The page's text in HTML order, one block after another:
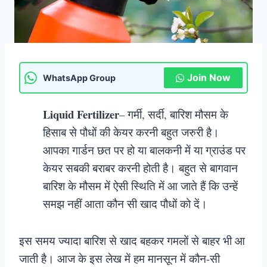
WhatsApp Group Join Now
Liquid Fertilizer– गर्मी, सर्दी, बारिश मौसम के
हिसाब से पौधों की केयर करनी बहुत जरुरी है।
आपका गार्डन छत पर हो या बालकनी में या ग्राउंड पर
केयर सबकी बराबर करनी होती है। बहुत से बागवान
बारिश के मौसम में ऐसी स्थिति में आ जाते हैं कि उन्हें
समझ नहीं आता कौन सी खाद पौधों को दें।
इस समय ज्यादा बारिश से खाद बहकर गमलों से बाहर भी आ
जाती है। आज के इस लेख में हम मानसून में कौन-सी